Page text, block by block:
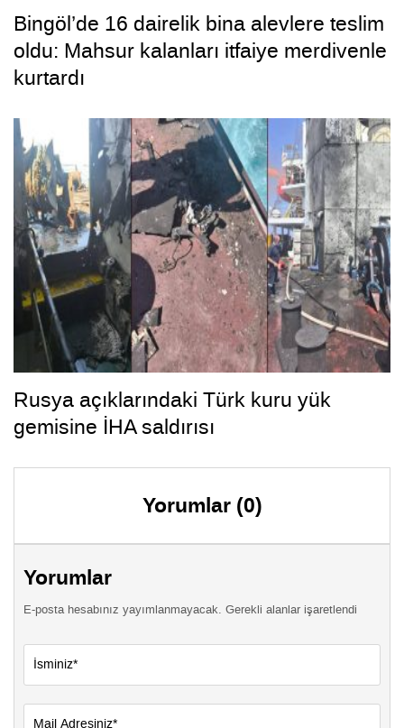
Bingöl’de 16 dairelik bina alevlere teslim
oldu: Mahsur kalanları itfaiye merdivenle
kurtardı
Rusya açıklarındaki Türk kuru yük
gemisine İHA saldırısı
Yorumlar (0)
Yorumlar
E-posta hesabınız yayımlanmayacak. Gerekli alanlar işaretlendi